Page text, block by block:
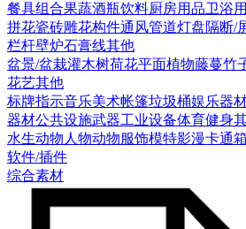
餐具组合果蔬酒瓶饮料厨房用品卫浴
拼花瓷砖雕花构件通风管道灯盘隔断/
栏杆壁炉石膏线其他
盆景/盆栽灌木树荷花平面植物藤蔓竹
花艺其他
标牌指示音乐美术帐篷垃圾桶娱乐器
器材公共设施武器工业设备体育健身
水生动物 人物动物服饰模特影漫卡通
软件/插件
综合素材